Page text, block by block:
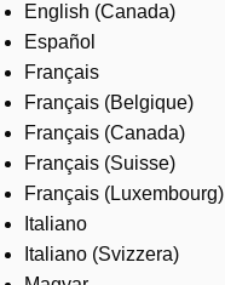
English (Canada)
Español
Français
Français (Belgique)
Français (Canada)
Français (Suisse)
Français (Luxembourg)
Italiano
Italiano (Svizzera)